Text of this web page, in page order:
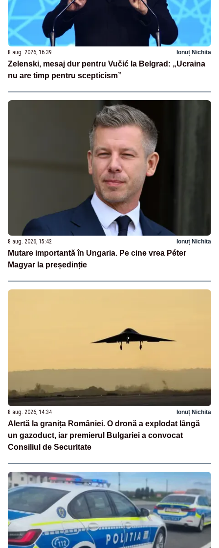
8 aug. 2026, 16:39 Ionuț Nichita
Zelenski, mesaj dur pentru Vučić la Belgrad: „Ucraina
nu are timp pentru scepticism”
8 aug. 2026, 15:42 Ionuț Nichita
Mutare importantă în Ungaria. Pe cine vrea Péter
Magyar la președinție
8 aug. 2026, 14:34 Ionuț Nichita
Alertă la granița României. O dronă a explodat lângă
un gazoduct, iar premierul Bulgariei a convocat
Consiliul de Securitate